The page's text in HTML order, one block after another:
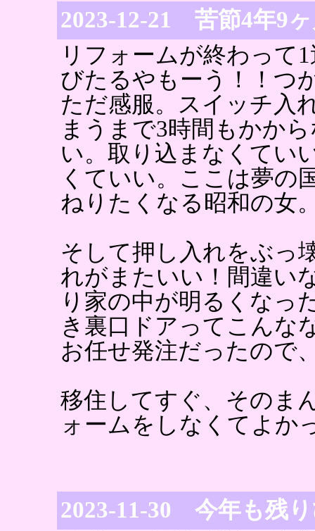
2023-12-21 苦節4年9
リフォームが終わって
びたるやもーう！！つ
ただ感服。スイッチ入
まうまで3時間もかか
い。取り込まなくてい
くていい。ここは夢の
ねりたくなる昭和の女
そして押し入れをぶっ
れがまたいい！間違い
り家の中が明るくなっ
き裏口ドアってこんな
お任せ発注だったので
移住してすぐ、そのま
ォームをしなくてよか
2023-11-30 今年も残